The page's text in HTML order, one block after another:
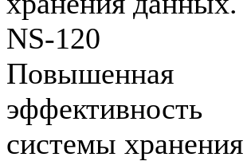
NS-120
Повышенная
эффективность
системы хранения